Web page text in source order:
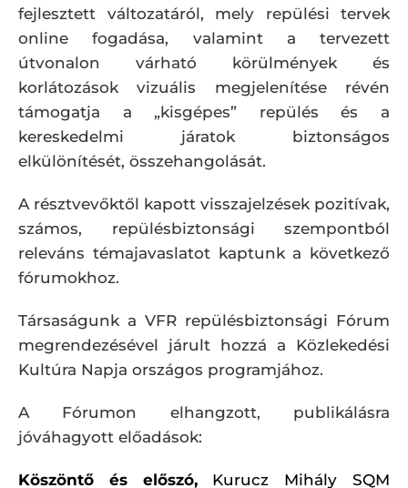
fejlesztett változatáról, mely repülési tervek
online fogadása, valamint a tervezett
útvonalon várható körülmények és
korlátozások vizuális megjelenítése révén
támogatja a „kisgépes” repülés és a
kereskedelmi járatok biztonságos
elkülönítését, összehangolását.
A résztvevőktől kapott visszajelzések pozitívak,
számos, repülésbiztonsági szempontból
releváns témajavaslatot kaptunk a következő
fórumokhoz.
Társaságunk a VFR repülésbiztonsági Fórum
megrendezésével járult hozzá a Közlekedési
Kultúra Napja országos programjához.
A Fórumon elhangzott, publikálásra
jóváhagyott előadások:
Köszöntő és előszó, Kurucz Mihály SQM